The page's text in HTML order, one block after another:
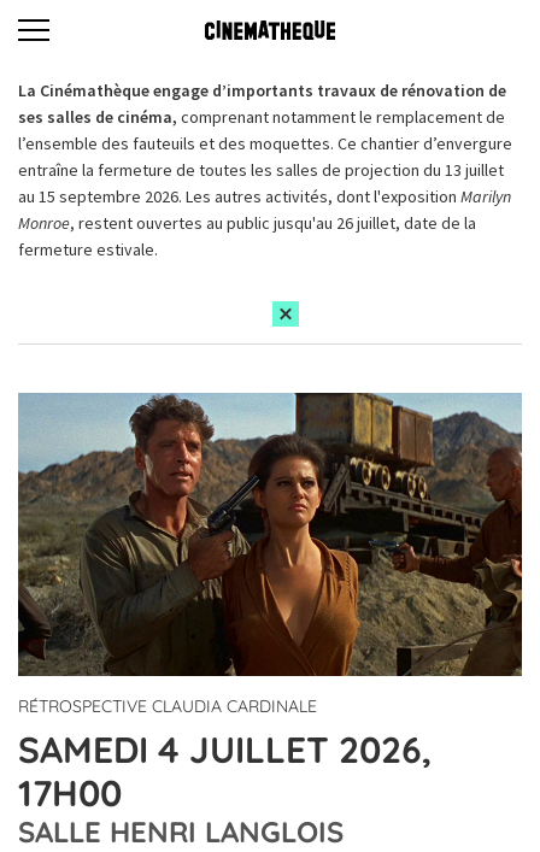
La Cinémathèque engage d’importants travaux de rénovation de
ses salles de cinéma, comprenant notamment le remplacement de
l’ensemble des fauteuils et des moquettes. Ce chantier d’envergure
entraîne la fermeture de toutes les salles de projection du 13 juillet
au 15 septembre 2026. Les autres activités, dont l'exposition Marilyn
Monroe, restent ouvertes au public jusqu'au 26 juillet, date de la
fermeture estivale.
RÉTROSPECTIVE CLAUDIA CARDINALE
SAMEDI 4 JUILLET 2026,
17H00
SALLE HENRI LANGLOIS